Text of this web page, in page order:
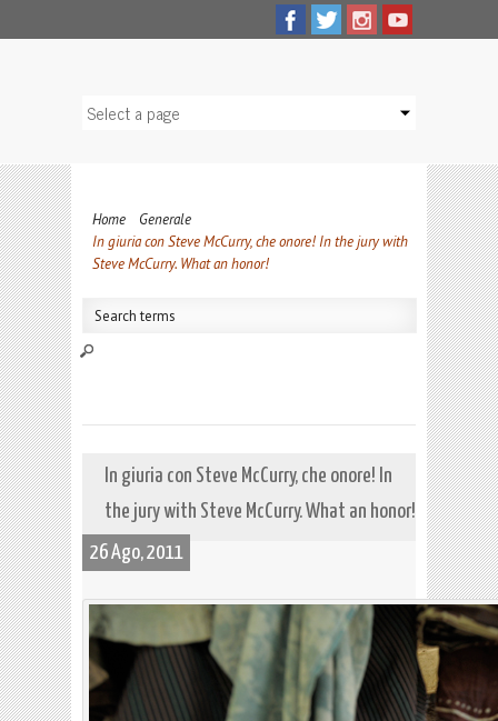
Home
Generale
In giuria con Steve McCurry, che onore! In the jury with
Steve McCurry. What an honor!
In giuria con Steve McCurry, che onore! In
the jury with Steve McCurry. What an honor!
26 Ago, 2011